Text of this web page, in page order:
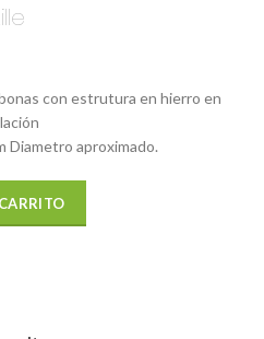
con estrutura en hierro en
Diametro aproximado.